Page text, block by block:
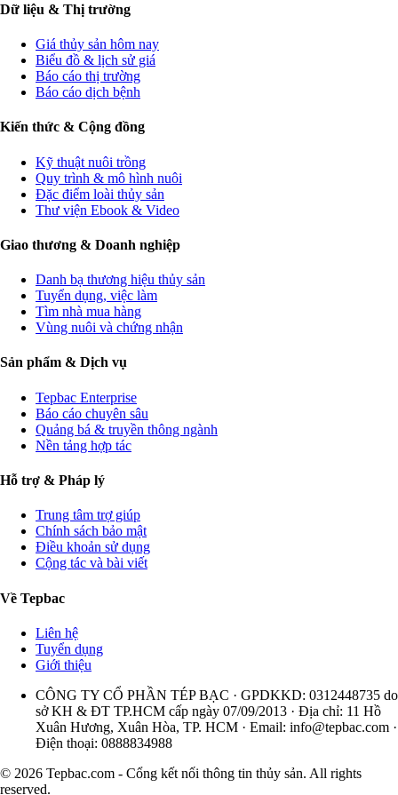
Dữ liệu & Thị trường
Giá thủy sản hôm nay
Biểu đồ & lịch sử giá
Báo cáo thị trường
Báo cáo dịch bệnh
Kiến thức & Cộng đồng
Kỹ thuật nuôi trồng
Quy trình & mô hình nuôi
Đặc điểm loài thủy sản
Thư viện Ebook & Video
Giao thương & Doanh nghiệp
Danh bạ thương hiệu thủy sản
Tuyển dụng, việc làm
Tìm nhà mua hàng
Vùng nuôi và chứng nhận
Sản phẩm & Dịch vụ
Tepbac Enterprise
Báo cáo chuyên sâu
Quảng bá & truyền thông ngành
Nền tảng hợp tác
Hỗ trợ & Pháp lý
Trung tâm trợ giúp
Chính sách bảo mật
Điều khoản sử dụng
Cộng tác và bài viết
Về Tepbac
Liên hệ
Tuyển dụng
Giới thiệu
CÔNG TY CỔ PHẦN TÉP BẠC · GPDKKD: 0312448735 do
sở KH & ĐT TP.HCM cấp ngày 07/09/2013 · Địa chỉ: 11 Hồ
Xuân Hương, Xuân Hòa, TP. HCM · Email: info@tepbac.com ·
Điện thoại: 0888834988
© 2026 Tepbac.com - Cổng kết nối thông tin thủy sản. All rights
reserved.